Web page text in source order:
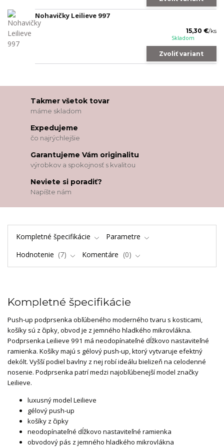
Nohavičky Leilieve 997
15,30 €/ks
Skladom
Zvoliť variant
Takmer všetok tovar
máme skladom
Expedujeme
čo najrýchlejšie
Garantujeme Vám originalitu
výrobkov a spokojnosť s kvalitou
Neviete si poradiť?
Napíšte nám
Kompletné špecifikácie
Parametre
Hodnotenie
7 Komentáre 0
Kompletné špecifikácie
Push-up podprsenka obľúbeného moderného tvaru s kosticami,
košíky sú z čipky, obvod je z jemného hladkého mikrovlákna.
Podprsenka Leilieve 991 má neodopínateľné dĺžkovo nastaviteľné
ramienka. Košíky majú s gélový push-up, ktorý vytvaruje efektný
dekólt. Vyšší podiel bavlny z nej robí ideálu bielizeň na celodenné
nosenie. Podprsenka patrí medzi najobľúbenejší model značky
Leilieve.
luxusný model Leilieve
gélový push-up
košíky z čipky
neodopínateľné dĺžkovo nastaviteľné ramienka
obvodový pás z jemného hladkého mikrovlákna